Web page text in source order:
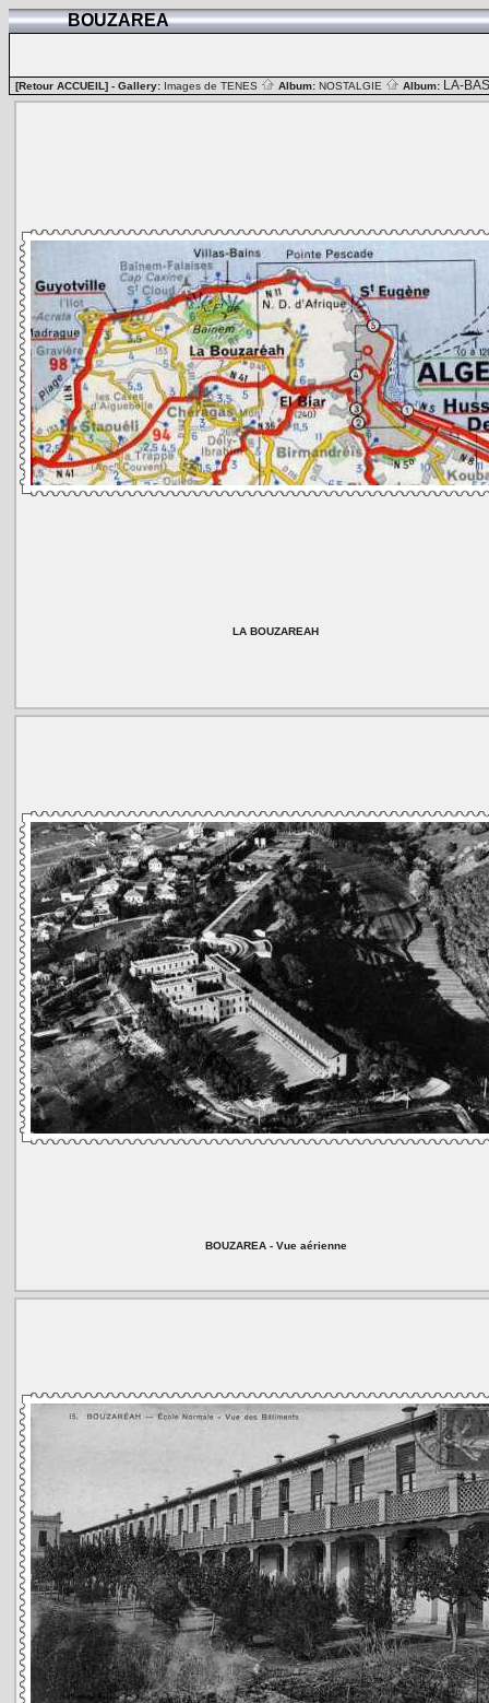
BOUZAREA
[Retour ACCUEIL] - Gallery: Images de TENES Album: NOSTALGIE Album: LA-BAS
LA BOUZAREAH
BOUZAREA - Vue aérienne